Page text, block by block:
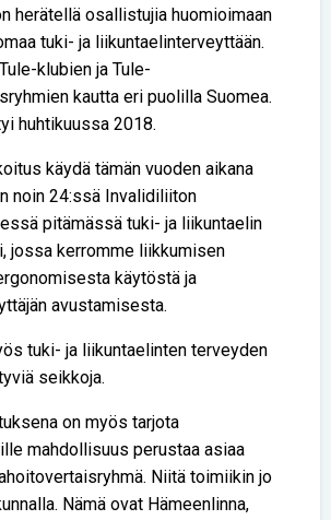
herätellä osallistujia huomioimaan
tuki- ja liikuntaelinterveyttään.
klubien ja Tule-
kautta eri puolilla Suomea.
huhtikuussa 2018.
käydä tämän vuoden aikana
noin 24:ssä Invalidiliiton
pitämässä tuki- ja liikuntaelin
jossa kerromme liikkumisen
käytöstä ja
avustamisesta.
tuki- ja liikuntaelinten terveyden
seikkoja.
on myös tarjota
mahdollisuus perustaa asiaa
Niitä toimiikin jo
Nämä ovat Hämeenlinna,